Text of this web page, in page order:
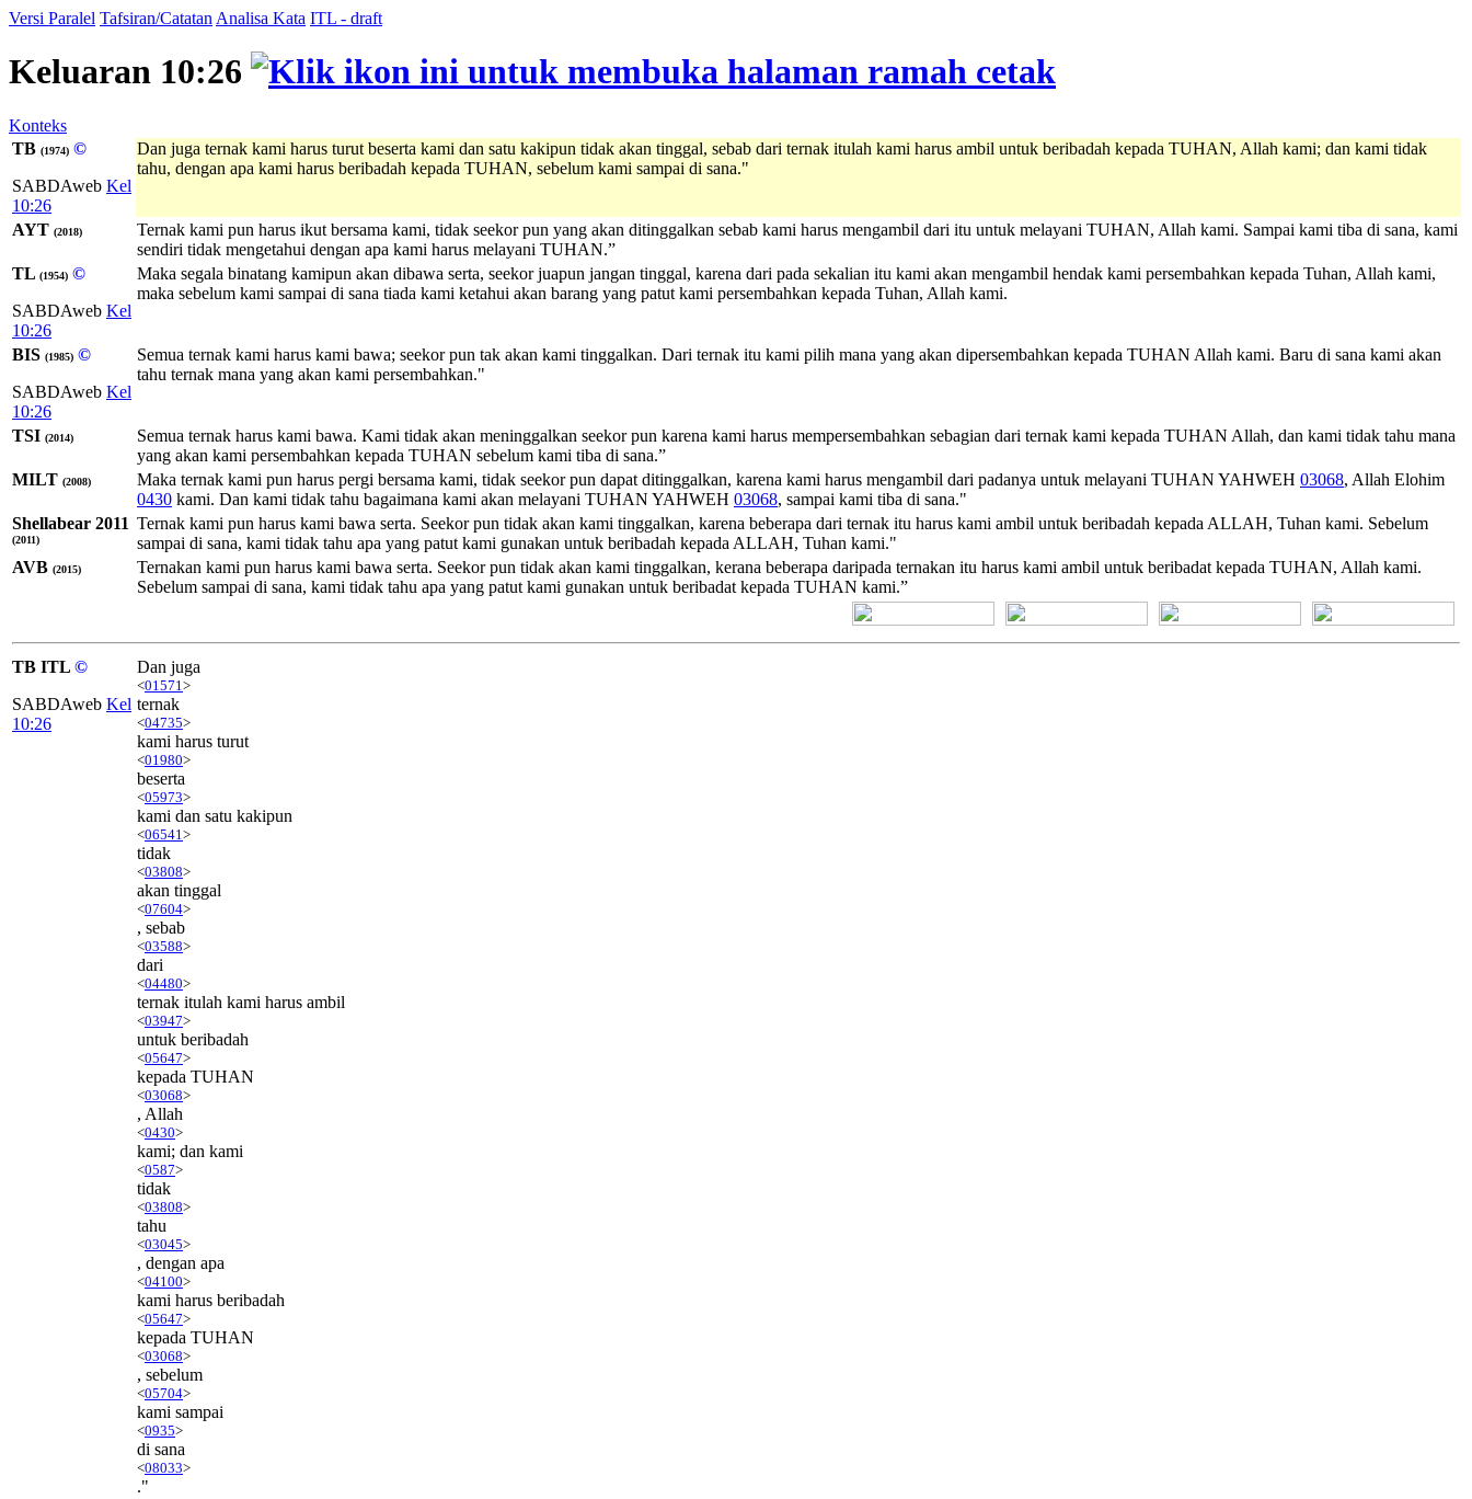
Versi Paralel Tafsiran/Catatan Analisa Kata ITL - draft
Keluaran 10:26
Konteks
TB (1974) ©
SABDAweb Kel
10:26
Dan juga ternak kami harus turut beserta kami dan satu kakipun tidak akan tinggal, sebab dari ternak itulah kami harus ambil untuk beribadah kepada TUHAN, Allah kami; dan kami tidak
tahu, dengan apa kami harus beribadah kepada TUHAN, sebelum kami sampai di sana."
AYT (2018)
Ternak kami pun harus ikut bersama kami, tidak seekor pun yang akan ditinggalkan sebab kami harus mengambil dari itu untuk melayani TUHAN, Allah kami. Sampai kami tiba di sana, kami
sendiri tidak mengetahui dengan apa kami harus melayani TUHAN.”
TL (1954) ©
SABDAweb Kel
10:26
Maka segala binatang kamipun akan dibawa serta, seekor juapun jangan tinggal, karena dari pada sekalian itu kami akan mengambil hendak kami persembahkan kepada Tuhan, Allah kami,
maka sebelum kami sampai di sana tiada kami ketahui akan barang yang patut kami persembahkan kepada Tuhan, Allah kami.
BIS (1985) ©
SABDAweb Kel
10:26
Semua ternak kami harus kami bawa; seekor pun tak akan kami tinggalkan. Dari ternak itu kami pilih mana yang akan dipersembahkan kepada TUHAN Allah kami. Baru di sana kami akan
tahu ternak mana yang akan kami persembahkan."
TSI (2014)
Semua ternak harus kami bawa. Kami tidak akan meninggalkan seekor pun karena kami harus mempersembahkan sebagian dari ternak kami kepada TUHAN Allah, dan kami tidak tahu mana
yang akan kami persembahkan kepada TUHAN sebelum kami tiba di sana.”
MILT (2008) Maka ternak kami pun harus pergi bersama kami, tidak seekor pun dapat ditinggalkan, karena kami harus mengambil dari padanya untuk melayani TUHAN YAHWEH 03068, Allah Elohim
0430 kami. Dan kami tidak tahu bagaimana kami akan melayani TUHAN YAHWEH 03068, sampai kami tiba di sana."
Shellabear 2011
(2011)
Ternak kami pun harus kami bawa serta. Seekor pun tidak akan kami tinggalkan, karena beberapa dari ternak itu harus kami ambil untuk beribadah kepada ALLAH, Tuhan kami. Sebelum
sampai di sana, kami tidak tahu apa yang patut kami gunakan untuk beribadah kepada ALLAH, Tuhan kami."
AVB (2015)
Ternakan kami pun harus kami bawa serta. Seekor pun tidak akan kami tinggalkan, kerana beberapa daripada ternakan itu harus kami ambil untuk beribadat kepada TUHAN, Allah kami.
Sebelum sampai di sana, kami tidak tahu apa yang patut kami gunakan untuk beribadat kepada TUHAN kami.”
TB ITL ©
SABDAweb Kel
10:26
Dan juga
<01571 >
ternak
<04735>
kami harus turut
<01980>
beserta
<05973>
kami dan satu kakipun
<06541 >
tidak
<03808>
akan tinggal
<07604>
, sebab
<03588>
dari
<04480>
ternak itulah kami harus ambil
<03947>
untuk beribadah
<05647>
kepada TUHAN
<03068>
, Allah
<0430>
kami; dan kami
<0587>
tidak
<03808>
tahu
<03045>
, dengan apa
<04100>
kami harus beribadah
<05647>
kepada TUHAN
<03068>
, sebelum
<05704>
kami sampai
<0935>
di sana
<08033>
."